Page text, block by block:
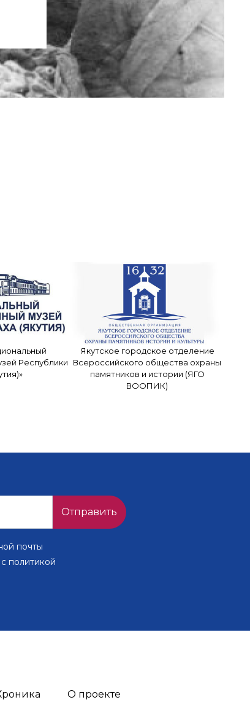
Республики
Якутское городское отделение
Всероссийского общества охраны
памятников и истории (ЯГО
ВООПИК)
Отправить
почты
политикой
О проекте